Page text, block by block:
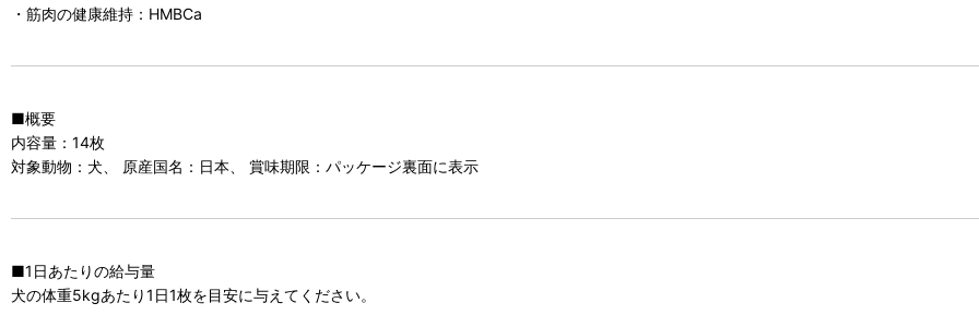
・筋肉の健康維持：HMBCa
■概要
内容量：14枚
対象動物：犬、 原産国名：日本、 賞味期限：パッケージ裏面に表示
■1日あたりの給与量
犬の体重5kgあたり1日1枚を目安に与えてください。